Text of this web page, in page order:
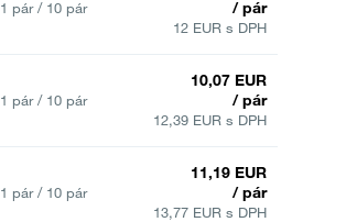
1 pár / 10 pár
/ pár
12 EUR s DPH
1 pár / 10 pár
10,07 EUR
/ pár
12,39 EUR s DPH
1 pár / 10 pár
11,19 EUR
/ pár
13,77 EUR s DPH